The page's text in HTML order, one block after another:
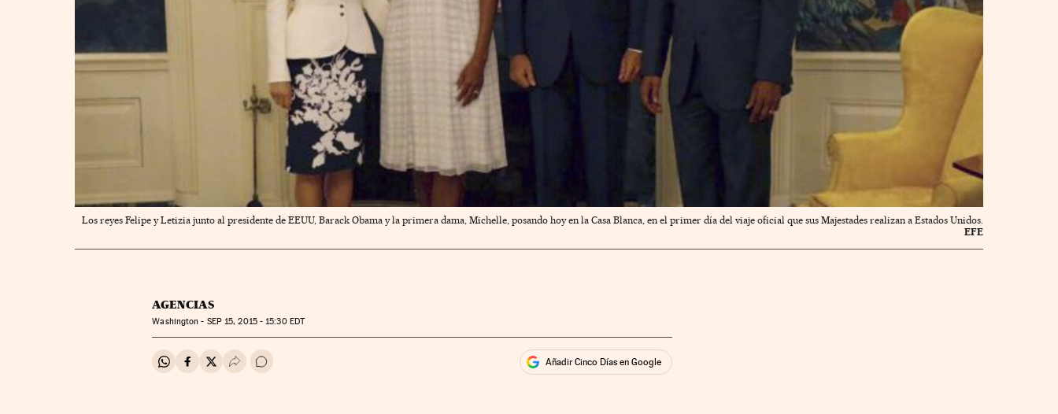
Los reyes Felipe y Letizia junto al presidente de EEUU, Barack Obama y la primera dama, Michelle, posando hoy en la Casa Blanca, en el primer día del viaje oficial que sus Majestades realizan a Estados Unidos.
EFE
AGENCIAS
Washington - SEP15, 2015 - 15:30EDT
Compartir en Whatsapp
Compartir en Facebook
Compartir en Twitter
Desplegar Redes Sociales
Ir a los comentarios Añadir Cinco Días en Google